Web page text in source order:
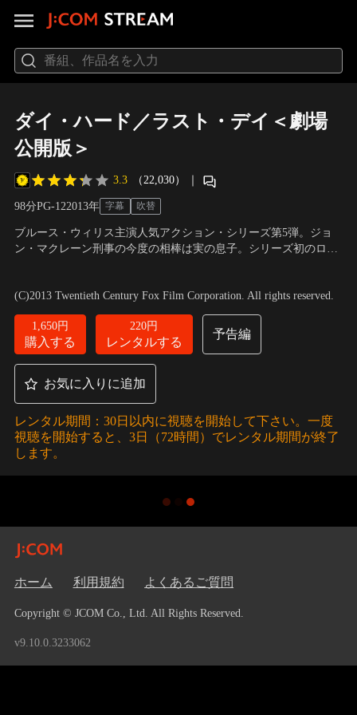
ダイ・ハード／ラスト・デイ＜劇場
公開版＞
3.3 （22,030） ｜
98分PG-122013年 字幕 吹替
ブルース・ウィリス主演人気アクション・シリーズ第5弾。ジョ
ン・マクレーン刑事の今度の相棒は実の息子。シリーズ初のロシ
最大の危機、そして最高のクライマックスへ…。劇場公開バージ
ョン。
(C)2013 Twentieth Century Fox Film Corporation. All rights reserved.
1,650円
購入する
220円
レンタルする
予告編
お気に入りに追加
レンタル期間：30日以内に視聴を開始して下さい。一度
視聴を開始すると、3日（72時間）でレンタル期間が終了
します。
ホーム 利用規約 よくあるご質問
Copyright © JCOM Co., Ltd. All Rights Reserved.
v9.10.0.3233062